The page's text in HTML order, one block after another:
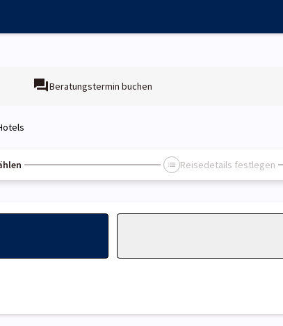
Beratungstermin buchen
Reisedetails festlegen